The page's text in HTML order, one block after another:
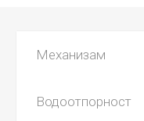
Механизам
Водоотпорност